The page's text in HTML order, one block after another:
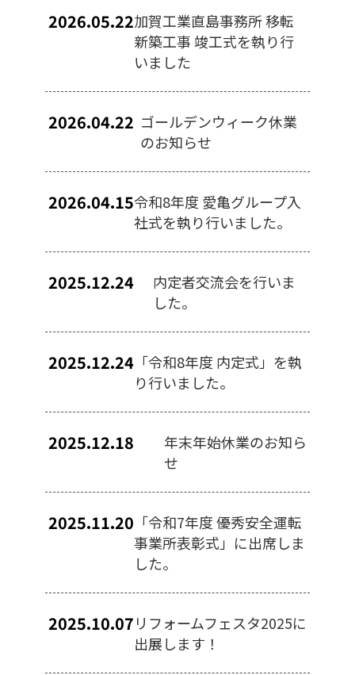
2026.05.22加賀工業直島事務所 移転
新築工事 竣工式を執り行
いました
2026.04.22 ゴールデンウィーク休業
のお知らせ
2026.04.15令和8年度 愛亀グループ入
社式を執り行いました。
2025.12.24
内定者交流会を行いま
した。
2025.12.24「令和8年度 内定式」を執
り行いました。
2025.12.18
年末年始休業のお知ら
せ
2025.11.20 「令和7年度 優秀安全運転
事業所表彰式」に出席しま
した。
2025.10.07リフォームフェスタ2025に
出展します！